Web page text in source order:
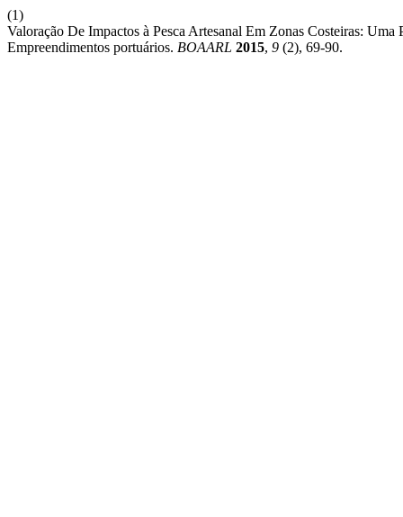
(1)
Valoração De Impactos à Pesca Artesanal Em Zonas Costeiras:
Empreendimentos portuários. BOAARL 2015, 9 (2), 69-90.